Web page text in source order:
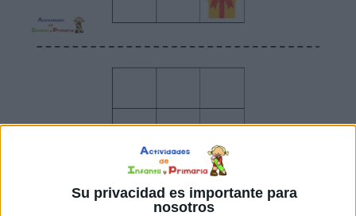
Su privacidad es importante para
nosotros